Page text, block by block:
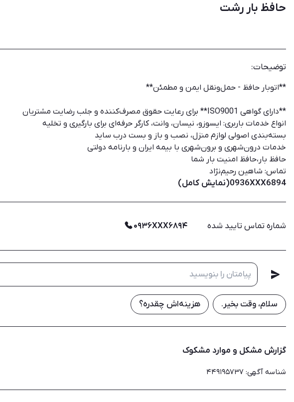
حافظ بار رشت
توضیحات:
**اتوبار حافظ - حمل‌ونقل ایمن و مطمئن**
**دارای گواهی ISO9001** برای رعایت حقوق مصرف‌کننده و جلب رضایت مشتریان
انواع خدمات باربری: ایسوزو، نیسان، وانت، کارگر حرفه‌ای برای بارگیری و تخلیه
بسته‌بندی اصولی لوازم منزل، نصب و باز و بست درب ساید
خدمات درون‌شهری و برون‌شهری با بیمه ایران و بارنامه دولتی️
حافظ بار،حافظ امنیت بار شما
تماس: شاهین رحیم‌نژاد
0936XXX6894(نمایش کامل)
شماره تماس تایید شده ۰۹۳۶XXX۶۸۹۴
سلام، وقت بخیر. هزینه‌اش چقدره؟
گزارش مشکل و موارد مشکوک
شناسه آگهی: ۴۴۹۱۹۵۷۳۷